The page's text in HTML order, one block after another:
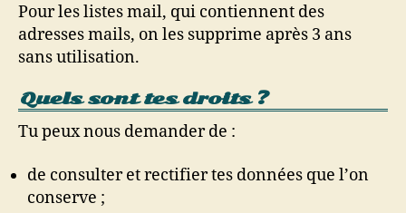
Pour les listes mail, qui contiennent des
adresses mails, on les supprime après 3 ans
sans utilisation.
Quels sont tes droits ?
Tu peux nous demander de :
de consulter et rectifier tes données que l’on
conserve ;